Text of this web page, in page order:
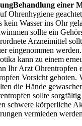
Behandlung einer
Ohrenhygiene
kein Wasser ins Ohr
sollte ein
Arzneimittel
eingenommen
kann zu einem
Ihr Arzt Ohrentropfen
Vorsicht geboten.
die Hände
sollte
schwere körperliche
vermieden